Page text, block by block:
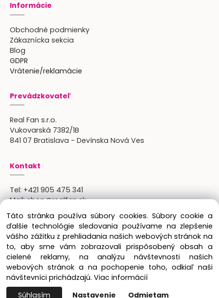
Informácie
Obchodné podmienky
Zákaznícka sekcia
Blog
GDPR
Vrátenie/reklamácie
Prevádzkovateľ
Real Fan s.r.o.
Vukovarská 7382/1B
841 07 Bratislava - Devínska Nová Ves
Kontakt
Tel: +421 905 475 341
Mail:shop@realfan.sk
Zákaznícka linka: 9:00-18:00
Osobný odber: po predchádajúcom dohovore
Copyright © 2024 Real Fan s.r.o., všetky práva
vyhradené.
Táto stránka používa súbory cookies. Súbory cookie a
ďalšie technológie sledovania používame na zlepšenie
vášho zážitku z prehliadania našich webových stránok na
to, aby sme vám zobrazovali prispôsobený obsah a
cielené reklamy, na analýzu návštevnosti našich
webových stránok a na pochopenie toho, odkiaľ naši
návštevníci prichádzajú. Viac informácií
Súhlasím
Nastavenie Odmietam